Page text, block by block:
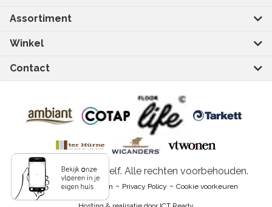
Assortiment
Winkel
Contact
© 2026 Vloer het Zelf. Alle rechten voorbehouden.
Algemene voorwaarden - Privacy Policy - Cookie voorkeuren